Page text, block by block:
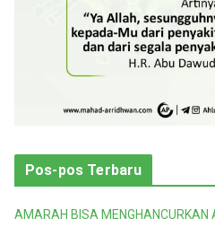
Pos-pos Terbaru
AMARAH BISA